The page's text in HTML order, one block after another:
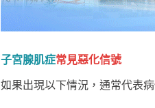
子宮腺肌症常見惡化信號
如果出現以下情況，通常代表病